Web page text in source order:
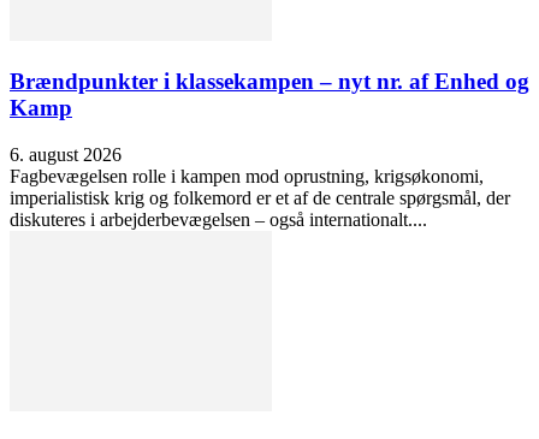
Brændpunkter i klassekampen – nyt nr. af Enhed og
Kamp
6. august 2026
Fagbevægelsen rolle i kampen mod oprustning, krigsøkonomi,
imperialistisk krig og folkemord er et af de centrale spørgsmål, der
diskuteres i arbejderbevægelsen – også internationalt....